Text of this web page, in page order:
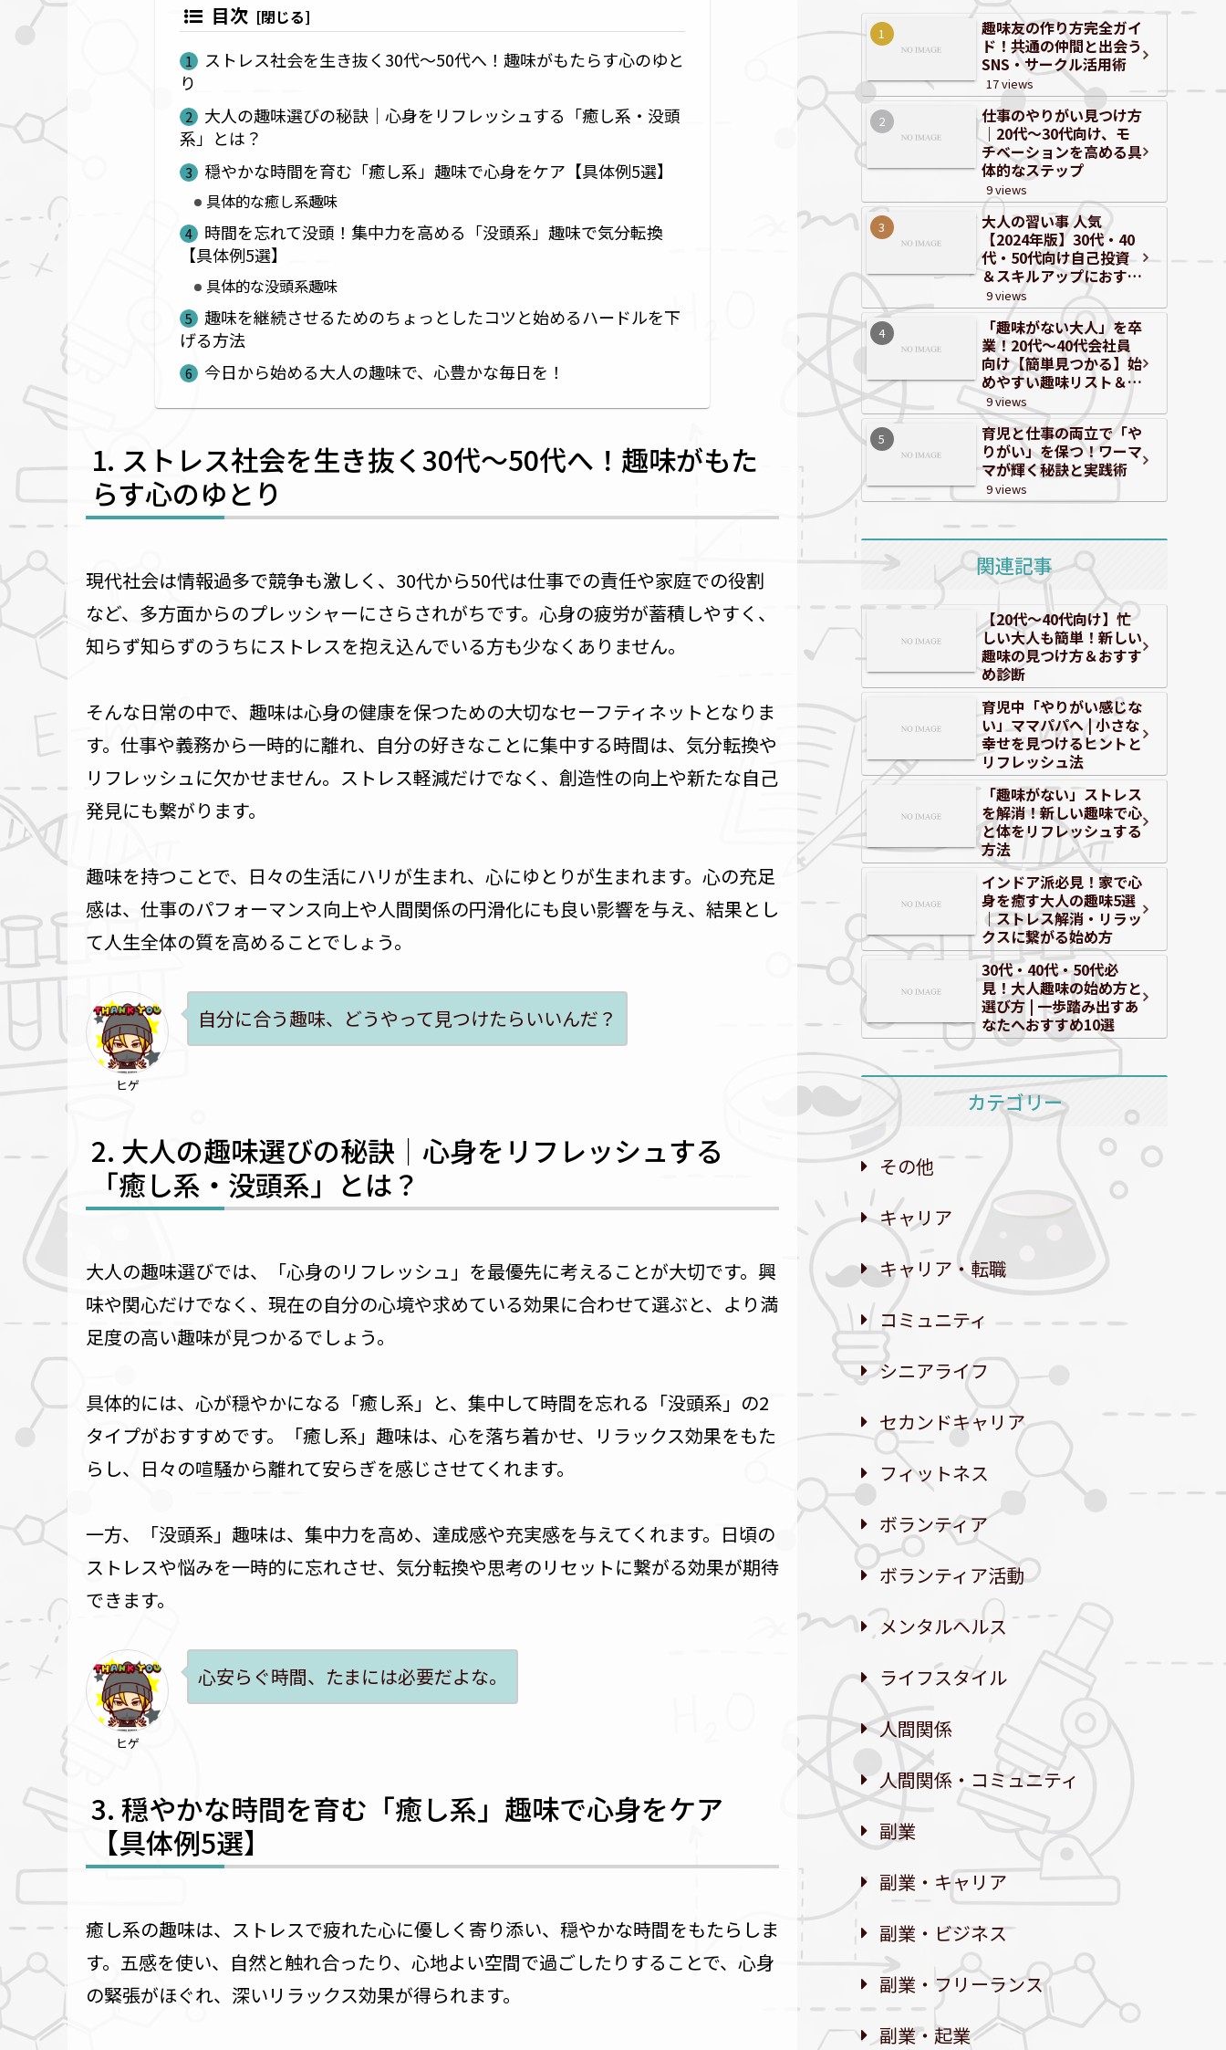
目次
ストレス社会を生き抜く30代〜50代へ！趣味がもたらす心のゆと
り
大人の趣味選びの秘訣｜心身をリフレッシュする「癒し系・没頭
系」とは？
穏やかな時間を育む「癒し系」趣味で心身をケア【具体例5選】
具体的な癒し系趣味
時間を忘れて没頭！集中力を高める「没頭系」趣味で気分転換
【具体例5選】
具体的な没頭系趣味
趣味を継続させるためのちょっとしたコツと始めるハードルを下
げる方法
今日から始める大人の趣味で、心豊かな毎日を！
ストレス社会を生き抜く30代〜50代へ！趣味がもた
らす心のゆとり
現代社会は情報過多で競争も激しく、30代から50代は仕事での責任や家庭での役割
など、多方面からのプレッシャーにさらされがちです。心身の疲労が蓄積しやすく、
知らず知らずのうちにストレスを抱え込んでいる方も少なくありません。
そんな日常の中で、趣味は心身の健康を保つための大切なセーフティネットとなりま
す。仕事や義務から一時的に離れ、自分の好きなことに集中する時間は、気分転換や
リフレッシュに欠かせません。ストレス軽減だけでなく、創造性の向上や新たな自己
発見にも繋がります。
趣味を持つことで、日々の生活にハリが生まれ、心にゆとりが生まれます。心の充足
感は、仕事のパフォーマンス向上や人間関係の円滑化にも良い影響を与え、結果とし
て人生全体の質を高めることでしょう。
ヒゲ
自分に合う趣味、どうやって見つけたらいいんだ？
大人の趣味選びの秘訣｜心身をリフレッシュする
「癒し系・没頭系」とは？
大人の趣味選びでは、「心身のリフレッシュ」を最優先に考えることが大切です。興
味や関心だけでなく、現在の自分の心境や求めている効果に合わせて選ぶと、より満
足度の高い趣味が見つかるでしょう。
具体的には、心が穏やかになる「癒し系」と、集中して時間を忘れる「没頭系」の2
タイプがおすすめです。「癒し系」趣味は、心を落ち着かせ、リラックス効果をもた
らし、日々の喧騒から離れて安らぎを感じさせてくれます。
一方、「没頭系」趣味は、集中力を高め、達成感や充実感を与えてくれます。日頃の
ストレスや悩みを一時的に忘れさせ、気分転換や思考のリセットに繋がる効果が期待
できます。
ヒゲ
心安らぐ時間、たまには必要だよな。
穏やかな時間を育む「癒し系」趣味で心身をケア
【具体例5選】
癒し系の趣味は、ストレスで疲れた心に優しく寄り添い、穏やかな時間をもたらしま
す。五感を使い、自然と触れ合ったり、心地よい空間で過ごしたりすることで、心身
の緊張がほぐれ、深いリラックス効果が得られます。
趣味友の作り方完全ガイ
ド！共通の仲間と出会う
SNS・サークル活用術
17 views
仕事のやりがい見つけ方
｜20代～30代向け、モ
チベーションを高める具
体的なステップ
9 views
大人の習い事 人気
【2024年版】30代・40
代・50代向け自己投資
＆スキルアップにおすす
めジャンルと体験情報
9 views
「趣味がない大人」を卒
業！20代〜40代会社員
向け【簡単見つかる】始
めやすい趣味リスト＆自
己分析
9 views
育児と仕事の両立で「や
りがい」を保つ！ワーマ
マが輝く秘訣と実践術
9 views
関連記事
【20代〜40代向け】忙
しい大人も簡単！新しい
趣味の見つけ方＆おすす
め診断
育児中「やりがい感じな
い」ママパパへ | 小さな
幸せを見つけるヒントと
リフレッシュ法
「趣味がない」ストレス
を解消！新しい趣味で心
と体をリフレッシュする
方法
インドア派必見！家で心
身を癒す大人の趣味5選
｜ストレス解消・リラッ
クスに繋がる始め方
30代・40代・50代必
見！大人趣味の始め方と
選び方 | 一歩踏み出すあ
なたへおすすめ10選
カテゴリー
その他
キャリア
キャリア・転職
コミュニティ
シニアライフ
セカンドキャリア
フィットネス
ボランティア
ボランティア活動
メンタルヘルス
ライフスタイル
人間関係
人間関係・コミュニティ
副業
副業・キャリア
副業・ビジネス
副業・フリーランス
副業・起業